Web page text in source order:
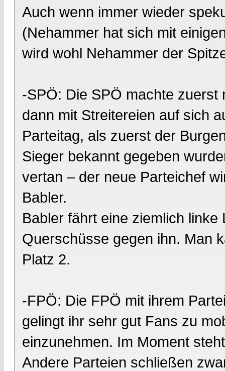
Auch wenn immer wieder
(Nehammer hat sich mit
wird wohl Nehammer der
-SPÖ: Die SPÖ machte
dann mit Streitereien auf sich
Parteitag, als zuerst der
Sieger bekannt gegeben
vertan – der neue Parteichef
Babler.
Babler fährt eine ziemlich
Querschüsse gegen ihn. Man
Platz 2.
-FPÖ: Die FPÖ mit ihrem
gelingt ihr sehr gut Fans zu
einzunehmen. Im Moment
Andere Parteien schließen